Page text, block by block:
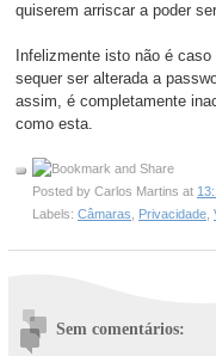
quiserem arriscar a poder
Infelizmente isto não é
sequer ser alterada a
assim, é completamente
como esta.
Posted by Carlos Martins at
Labels: Câmaras, Privacidade,
Sem comentários: